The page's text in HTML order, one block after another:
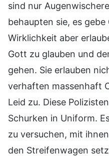
sind nur
behaupten sie, es
Wirklichkeit aber
Gott zu glauben und
gehen. Sie erlauben
verhaften massenhaft
Leid zu. Diese
Schurken in Uniform.
zu versuchen, mit
den Streifenwagen